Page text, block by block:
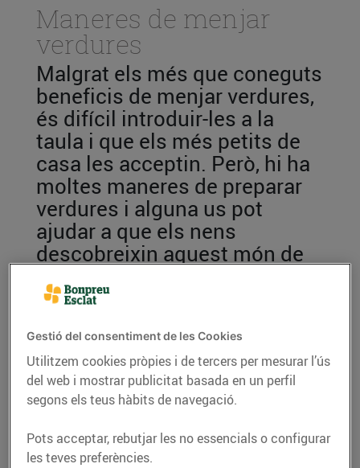
Maneres de menjar
verdures
Malgrat els més que coneguts
beneficis de menjar verdures,
és difícil introduir-les a la
taula i que els més petits de
casa les acceptin. Però, hi ha
moltes maneres de preparar
verdures i alguna us pot
ajudar a que els nens
descobreixin aquest món de
Tot i que sabem que les propietats i els beneficis de
les verdures són
molt importants per al
avorrides si les mengem sense cap canvi. Per altra
banda, es tracta d’aliments que normalment tenen
Gestió del consentiment de les Cookies
Utilitzem cookies pròpies i de tercers per mesurar l’ús
del web i mostrar publicitat basada en un perfil
segons els teus hàbits de navegació.
Pots acceptar, rebutjar les no essencials o configurar
les teves preferències.